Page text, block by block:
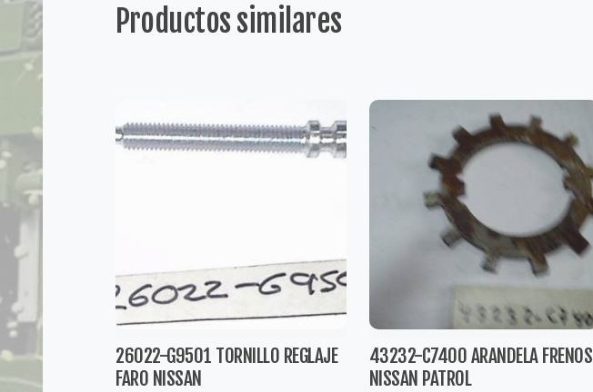
Productos similares
26022-G9501 TORNILLO REGLAJE
FARO NISSAN
43232-C7400 ARANDELA FRENOS
NISSAN PATROL